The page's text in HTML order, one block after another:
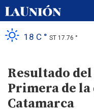
18 C ° ST 17.76 °
Resultado
Primera de
Catamarca